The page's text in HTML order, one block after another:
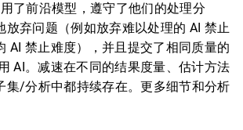
了前沿模型，遵守了他们的处理分
放弃问题（例如放弃难以处理的 AI 禁止
AI 禁止难度），并且提交了相同质量的
AI。减速在不同的结果度量、估计方法
集/分析中都持续存在。更多细节和分析